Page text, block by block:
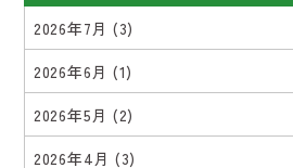
2026年7月 (3)
2026年6月 (1)
2026年5月 (2)
2026年4月 (3)